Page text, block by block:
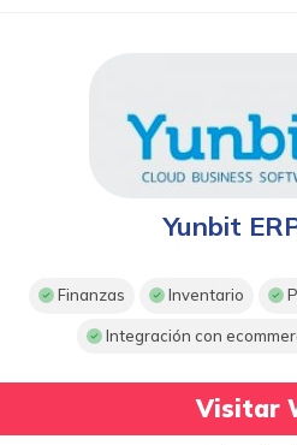
Yunbit
Finanzas Inventario
Integración con
Visitar